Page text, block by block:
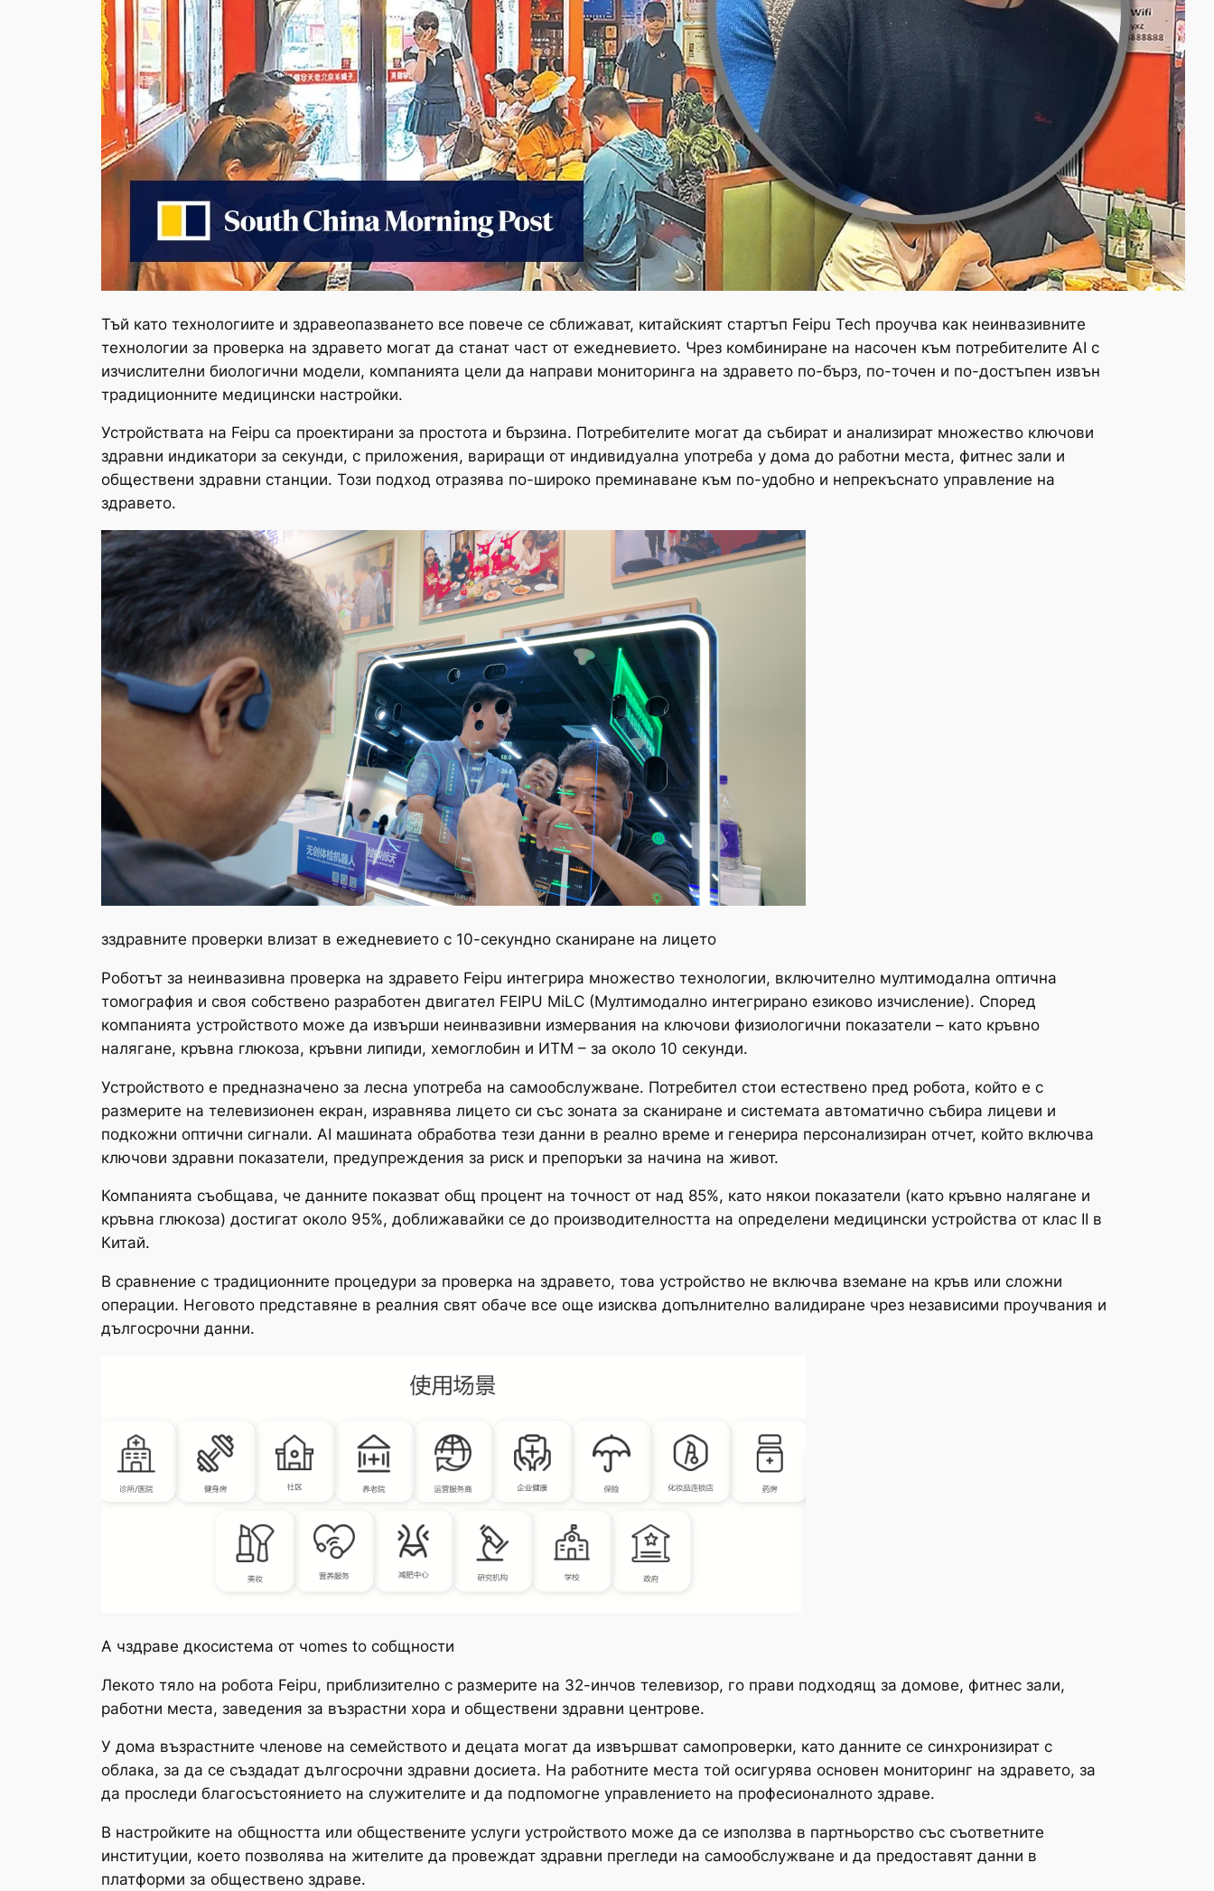
Тъй като технологиите и здравеопазването все повече се сближават, китайският стартъп Feipu Tech проучва как неинвазивните
технологии за проверка на здравето могат да станат част от ежедневието. Чрез комбиниране на насочен към потребителите AI с
изчислителни биологични модели, компанията цели да направи мониторинга на здравето по-бърз, по-точен и по-достъпен извън
традиционните медицински настройки.
Устройствата на Feipu са проектирани за простота и бързина. Потребителите могат да събират и анализират множество ключови
здравни индикатори за секунди, с приложения, вариращи от индивидуална употреба у дома до работни места, фитнес зали и
обществени здравни станции. Този подход отразява по-широко преминаване към по-удобно и непрекъснато управление на
здравето.
зздравните проверки влизат в ежедневието с 10-секундно сканиране на лицето
Роботът за неинвазивна проверка на здравето Feipu интегрира множество технологии, включително мултимодална оптична
томография и своя собствено разработен двигател FEIPU MiLC (Мултимодално интегрирано езиково изчисление). Според
компанията устройството може да извърши неинвазивни измервания на ключови физиологични показатели – като кръвно
налягане, кръвна глюкоза, кръвни липиди, хемоглобин и ИТМ – за около 10 секунди.
Устройството е предназначено за лесна употреба на самообслужване. Потребител стои естествено пред робота, който е с
размерите на телевизионен екран, изравнява лицето си със зоната за сканиране и системата автоматично събира лицеви и
подкожни оптични сигнали. AI машината обработва тези данни в реално време и генерира персонализиран отчет, който включва
ключови здравни показатели, предупреждения за риск и препоръки за начина на живот.
Компанията съобщава, че данните показват общ процент на точност от над 85%, като някои показатели (като кръвно налягане и
кръвна глюкоза) достигат около 95%, доближавайки се до производителността на определени медицински устройства от клас II в
Китай.
В сравнение с традиционните процедури за проверка на здравето, това устройство не включва вземане на кръв или сложни
операции. Неговото представяне в реалния свят обаче все още изисква допълнително валидиране чрез независими проучвания и
дългосрочни данни.
А чздраве дкосистема от чomes to cобщности
Лекото тяло на робота Feipu, приблизително с размерите на 32-инчов телевизор, го прави подходящ за домове, фитнес зали,
работни места, заведения за възрастни хора и обществени здравни центрове.
У дома възрастните членове на семейството и децата могат да извършват самопроверки, като данните се синхронизират с
облака, за да се създадат дългосрочни здравни досиета. На работните места той осигурява основен мониторинг на здравето, за
да проследи благосъстоянието на служителите и да подпомогне управлението на професионалното здраве.
В настройките на общността или обществените услуги устройството може да се използва в партньорство със съответните
институции, което позволява на жителите да провеждат здравни прегледи на самообслужване и да предоставят данни в
платформи за обществено здраве.